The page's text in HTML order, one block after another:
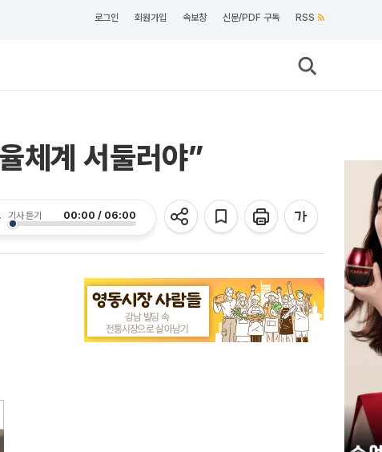
로그인 회원가입 속보창 신문/PDF 구독 RSS
체계 서둘러야”
기사 듣기 00:00 / 06:00